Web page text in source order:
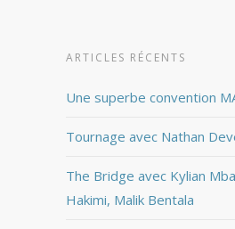
ARTICLES RÉCENTS
Une superbe convention
Tournage avec Nathan
The Bridge avec Kylian
Hakimi, Malik Bentala